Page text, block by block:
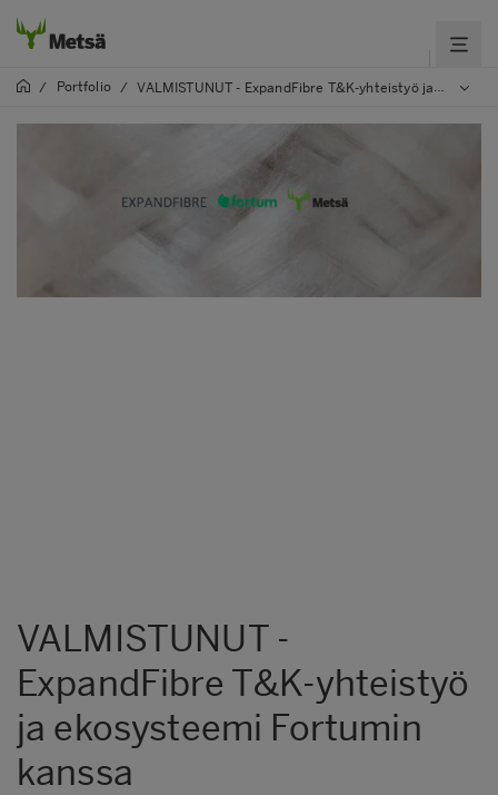
/ Portfolio / VALMISTUNUT - ExpandFibre T&K-yhteistyö ja ekosysteemi Fortumin kanssa
VALMISTUNUT -
ExpandFibre T&K-yhteistyö
ja ekosysteemi Fortumin
kanssa